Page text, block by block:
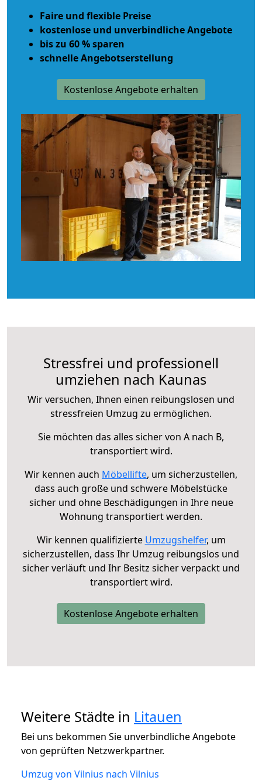
Faire und flexible Preise
kostenlose und unverbindliche Angebote
bis zu 60 % sparen
schnelle Angebotserstellung
Kostenlose Angebote erhalten
Stressfrei und professionell
umziehen nach Kaunas
Wir versuchen, Ihnen einen reibungslosen und
stressfreien Umzug zu ermöglichen.
Sie möchten das alles sicher von A nach B,
transportiert wird.
Wir kennen auch Möbellifte, um sicherzustellen,
dass auch große und schwere Möbelstücke
sicher und ohne Beschädigungen in Ihre neue
Wohnung transportiert werden.
Wir kennen qualifizierte Umzugshelfer, um
sicherzustellen, dass Ihr Umzug reibungslos und
sicher verläuft und Ihr Besitz sicher verpackt und
transportiert wird.
Kostenlose Angebote erhalten
Weitere Städte in Litauen
Bei uns bekommen Sie unverbindliche Angebote
von geprüften Netzwerkpartner.
Umzug von Vilnius nach Vilnius